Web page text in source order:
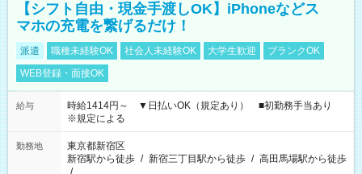
【シフト自由・現金手渡しOK】iPhoneなどス
マホの充電を繋げるだけ！
派遣 職種未経験OK 社会人未経験OK 大学生歓迎
ブランクOK
WEB登録・面接OK
給与
時給1414円～ ▼日払いOK（規定あり） ■初勤務手当あり
※規定による
勤務地
東京都新宿区
新宿駅から徒歩 / 新宿三丁目駅から徒歩 / 高田馬場駅から徒歩
/